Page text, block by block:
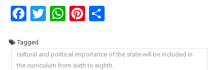
Facebook
Twitter
WhatsApp
Pinterest
Share
Tagged
cultural and political importance of the state will be included in
the curriculum from sixth to eighth.